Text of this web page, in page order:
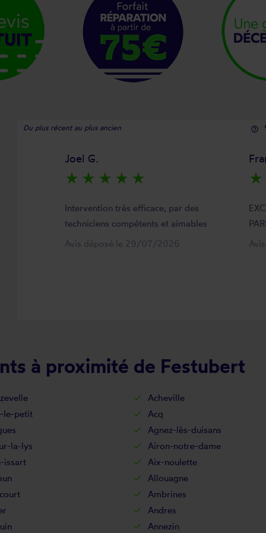
Du plus récent au plus ancien help_outline
Joel G.
star_rate star_rate star_rate star_rate star_rate
Intervention très efficace, par des
techniciens compétents et aimables
Avis déposé le 29/07/2026
star_rate
à proximité de Festubert
Acheville
le-petit
Acq
Agnez-lès-duisans
la-lys
Airon-notre-dame
issart
Aix-noulette
Allouagne
Ambrines
Andres
Annezin